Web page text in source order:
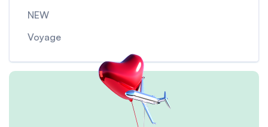
NEW
Voyage